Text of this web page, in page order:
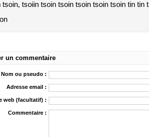
tsoin, tsoiin tsoin tsoin tsoin tsoin tsoin tin tin
un commentaire
Nom ou pseudo :
Adresse email :
web (facultatif) :
Commentaire :